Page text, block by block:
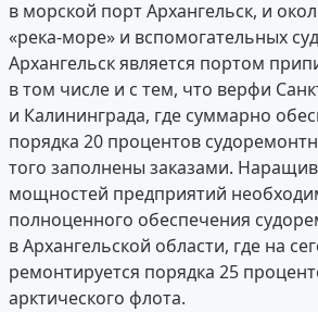
в морской порт Архангельск, и
«река-море» и вспомогательных
Архангельск является портом
в том числе и с тем, что верфи
и Калининграда, где суммарно
порядка 20 процентов
того заполнены заказами.
мощностей предприятий
полноценного обеспечения
в Архангельской области, где на
ремонтируется порядка 25
арктического флота.